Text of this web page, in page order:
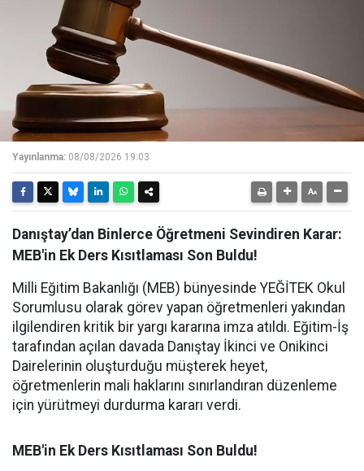
Yayınlanma: 08/08/2026 19:03
Danıştay’dan Binlerce Öğretmeni Sevindiren Karar:
MEB'in Ek Ders Kısıtlaması Son Buldu!
Milli Eğitim Bakanlığı (MEB) bünyesinde YEĞİTEK Okul
Sorumlusu olarak görev yapan öğretmenleri yakından
ilgilendiren kritik bir yargı kararına imza atıldı. Eğitim-İş
tarafından açılan davada Danıştay İkinci ve Onikinci
Dairelerinin oluşturduğu müşterek heyet,
öğretmenlerin mali haklarını sınırlandıran düzenleme
için yürütmeyi durdurma kararı verdi.
MEB'in Ek Ders Kısıtlaması Son Buldu!